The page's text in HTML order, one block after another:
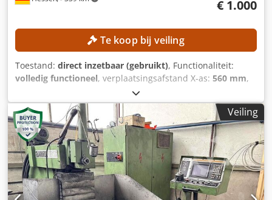
€ 1.000
Te koop bij veiling
Toestand: direct inzetbaar (gebruikt), Functionaliteit:
volledig functioneel, verplaatsingsafstand X-as: 560 mm,
, verplaatsingsafstand Z-as:
mm, spilsnelheid (max.):6.300 rpm, draaibereik:45 °,
Geen minimumprijs – gegarandeerde verkoop tegen het
hoogste bod! TECHNISCHE GEGEVENS Verplaatsingsweg X-
as: 560 mm Cedpfx Afezpwydj Rjrf Verplaatsingsweg Y-as:
500 mm Verplaatsingsweg Z-as: 400 mm Toerentalbereik:
25 – 6.300 omw/min Zwenkbereik verticale freeskop: +45°
Oppervlakte voor het vastklemmen (verticaal): 300 x 450
mm Aantal schroefdraadgaten: 2 x 6
Veiling